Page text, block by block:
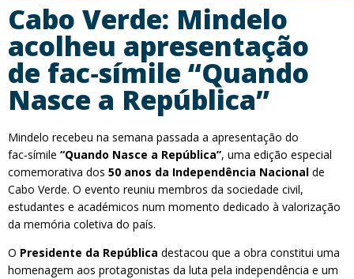
Cabo Verde: Mindelo
acolheu apresentação
de fac‑símile “Quando
Nasce a República”
Mindelo recebeu na semana passada a apresentação do
fac‑símile “Quando Nasce a República”, uma edição especial
comemorativa dos 50 anos da Independência Nacional de
Cabo Verde. O evento reuniu membros da sociedade civil,
estudantes e académicos num momento dedicado à valorização
da memória coletiva do país.
O Presidente da República destacou que a obra constitui uma
homenagem aos protagonistas da luta pela independência e um